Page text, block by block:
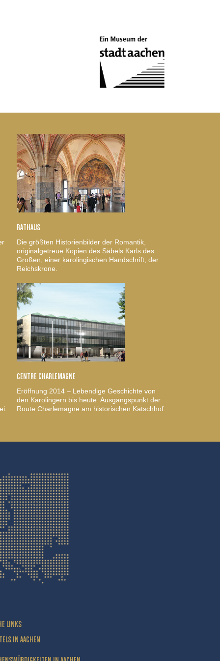
RATHAUS
Die größten Historienbilder der Romantik,
originalgetreue Kopien des Säbels Karls des
Großen, einer karolingischen Handschrift, der
Reichskrone.
CENTRE CHARLEMAGNE
Eröffnung 2014 – Lebendige Geschichte von
den Karolingern bis heute. Ausgangspunkt der
Route Charlemagne am historischen Katschhof.
LINKS
IN AACHEN